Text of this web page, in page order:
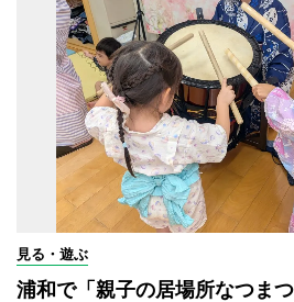
見る・遊ぶ
浦和で「親子の居場所なつま